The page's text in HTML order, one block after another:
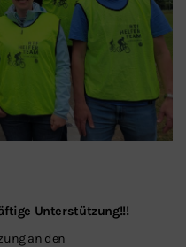
Unterstützung!!!
an den